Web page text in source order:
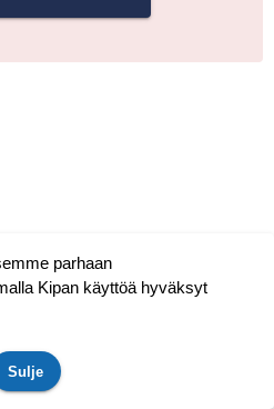
parhaan
Kipan käyttöä hyväksyt
Sulje